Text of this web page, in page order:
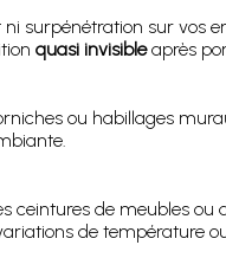
surpénétration sur vos
quasi invisibleaprès
ou habillages
ceintures de meubles ou
de température